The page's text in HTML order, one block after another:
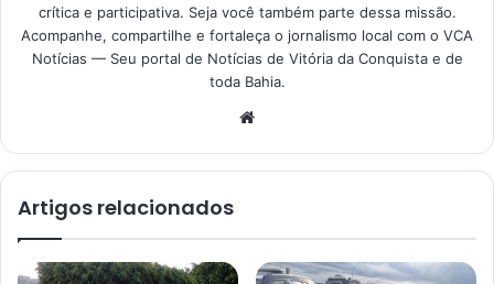
crítica e participativa. Seja você também parte dessa missão.
Acompanhe, compartilhe e fortaleça o jornalismo local com o VCA
Notícias — Seu portal de Notícias de Vitória da Conquista e de
toda Bahia.
Artigos relacionados